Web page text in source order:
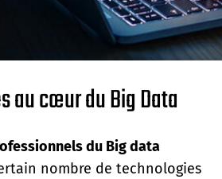
au cœur du Big Data
du Big data
nombre de technologies